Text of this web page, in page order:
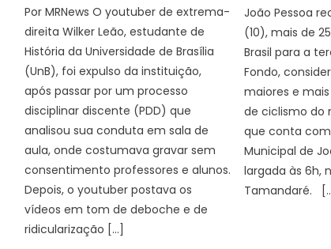
Por MRNews O youtuber de extrema-
direita Wilker Leão, estudante de
História da Universidade de Brasília
(UnB), foi expulso da instituição,
após passar por um processo
disciplinar discente (PDD) que
analisou sua conduta em sala de
aula, onde costumava gravar sem
consentimento professores e alunos.
Depois, o youtuber postava os
vídeos em tom de deboche e de
ridicularização […]
João Pessoa
(10), mais de
Brasil para a
Fondo,
maiores e
de ciclismo do
que conta
Municipal de
largada às 6h,
Tamandaré.